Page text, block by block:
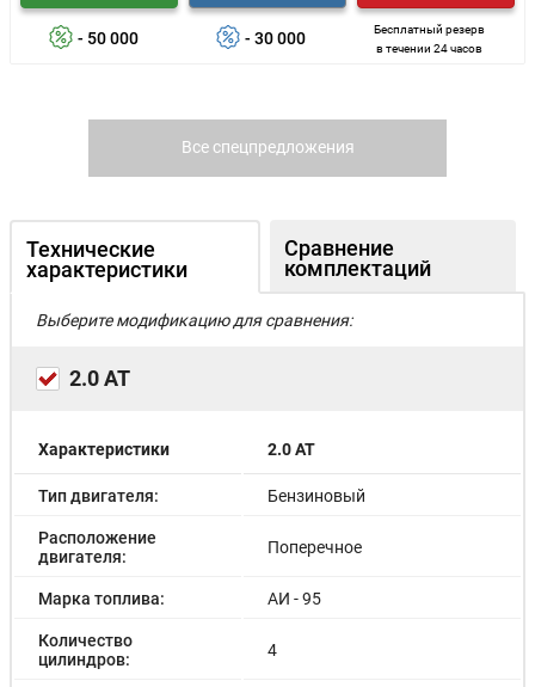
- 50 000 - 30 000
Бесплатный резерв
в течении 24 часов
Все спецпредложения
Технические
характеристики
Сравнение
комплектаций
Выберите модификацию для сравнения:
2.0 AT
Характеристики 2.0 AT
Тип двигателя: Бензиновый
Расположение
двигателя:
Поперечное
Марка топлива: АИ - 95
Количество
цилиндров:
4